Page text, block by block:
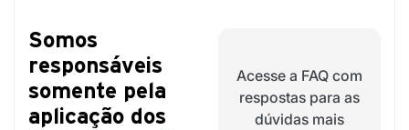
Somos
responsáveis
somente pela
aplicação dos
Acesse a FAQ com
respostas para as
dúvidas mais